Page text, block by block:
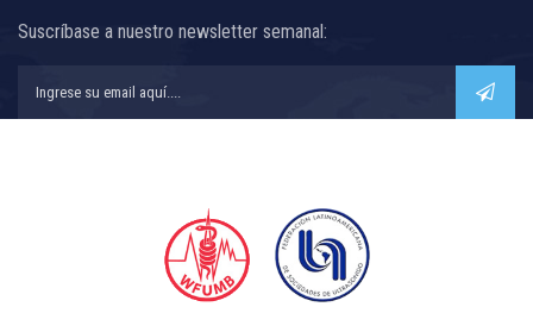
Suscríbase a nuestro newsletter semanal: